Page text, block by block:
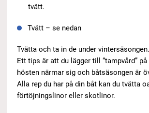
tvätt.
Tvätt – se nedan
Tvätta och ta in de under vintersäsongen.
Ett tips är att du lägger till “tampvård”
hösten närmar sig och båtsäsongen är
Alla rep du har på din båt kan du tvätta
förtöjningslinor eller skotlinor.